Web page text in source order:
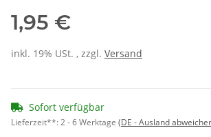
1,95 €
inkl. 19% USt. , zzgl. Versand
Sofort verfügbar
Lieferzeit**:2 - 6 Werktage (DE - Ausland